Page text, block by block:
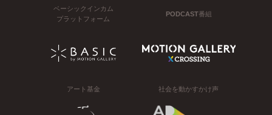
ベーシックインカム
プラットフォーム
PODCAST番組
アート基金 社会を動かすかけ声